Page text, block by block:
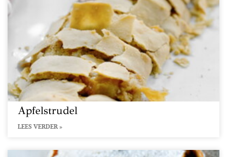
Apfelstrudel
LEES VERDER »